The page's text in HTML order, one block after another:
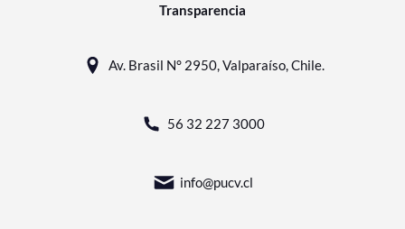
Transparencia
Av. Brasil N° 2950, Valparaíso, Chile.
56 32 227 3000
info@pucv.cl